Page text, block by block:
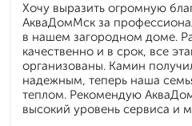
Хочу выразить огромную
АкваДомМск за
в нашем загородном доме.
качественно и в срок, все
организованы. Камин
надежным, теперь наша
теплом. Рекомендую
высокий уровень сервиса и